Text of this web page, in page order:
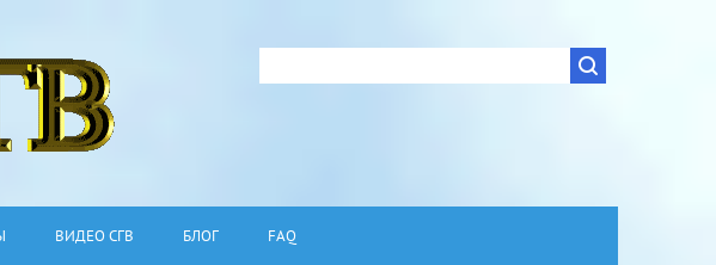
ВИДЕО СГВ БЛОГ FAQ